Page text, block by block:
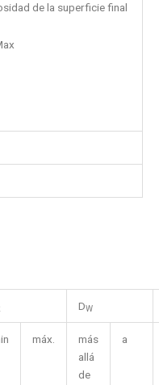
de la superficie final
DW
máx.
más
allá
de
a